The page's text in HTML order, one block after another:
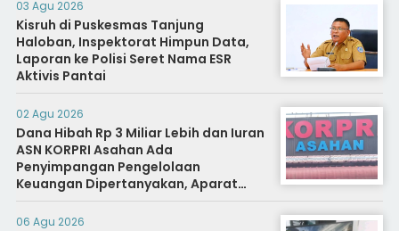
03 Agu 2026
Kisruh di Puskesmas Tanjung
Haloban, Inspektorat Himpun Data,
Laporan ke Polisi Seret Nama ESR
Aktivis Pantai
02 Agu 2026
Dana Hibah Rp 3 Miliar Lebih dan Iuran
ASN KORPRI Asahan Ada
Penyimpangan Pengelolaan
Keuangan Dipertanyakan, Aparat
Diminta Segera Usut
06 Agu 2026